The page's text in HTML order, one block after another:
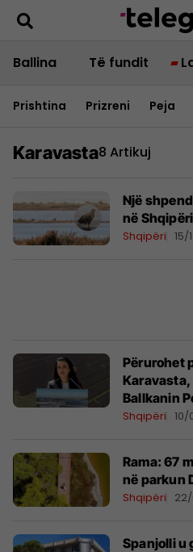
Ballina Të fundit
Prishtina Prizreni Peja
Karavasta8 Artikuj
Një
në Shqipëri
Shqipëri 15/
Përurohet
Karavasta,
Ballkanin
Shqipëri
Rama: 67
në parkun
Shqipëri
Spanjolli u